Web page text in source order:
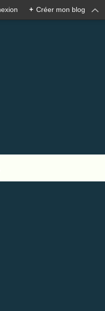
+ Créer mon blog